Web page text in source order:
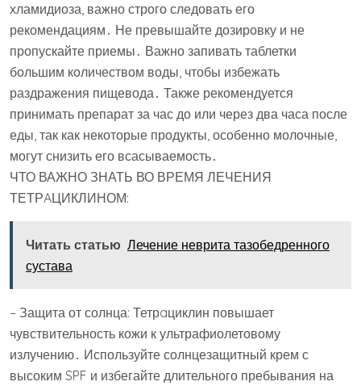
хламидиоза, важно строго следовать его
рекомендациям․ Не превышайте дозировку и не
пропускайте приемы․ Важно запивать таблетки
большим количеством воды, чтобы избежать
раздражения пищевода․ Также рекомендуется
принимать препарат за час до или через два часа после
еды, так как некоторые продукты, особенно молочные,
могут снизить его всасываемость․
ЧТО ВАЖНО ЗНАТЬ ВО ВРЕМЯ ЛЕЧЕНИЯ
ТЕТРAЦИКЛИНОМ:
Читать статью Лечение неврита тазобедренного
сустава
– Защита от солнца: Тетрaциклин повышает
чувствительность кожи к ультрафиолетовому
излучению․ Используйте солнцезащитный крем с
высоким SPF и избегайте длительного пребывания на